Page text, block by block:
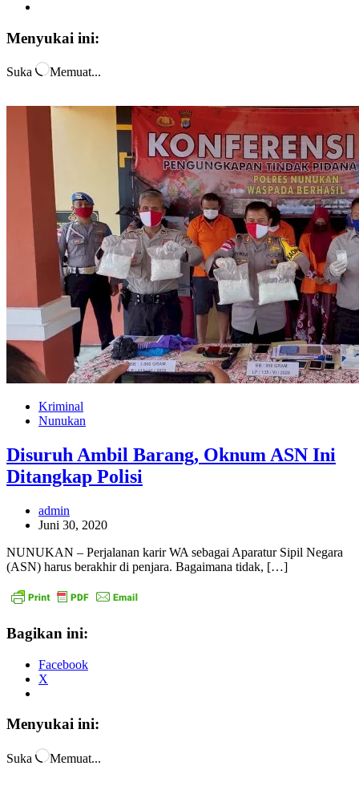
Menyukai ini:
Suka Memuat...
Kriminal
Nunukan
Disuruh Ambil Barang, Oknum ASN Ini
Ditangkap Polisi
admin
Juni 30, 2020
NUNUKAN – Perjalanan karir WA sebagai Aparatur Sipil Negara
(ASN) harus berakhir di penjara. Bagaimana tidak, […]
Bagikan ini:
Facebook
X
Menyukai ini:
Suka Memuat...